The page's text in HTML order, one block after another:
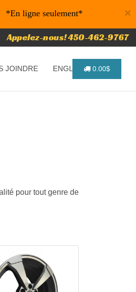
×
10% de rabais sur vos
Appelez-nous! 450-462-9767
JOINDRE ENGLISH 0.00$
pour tout genre de